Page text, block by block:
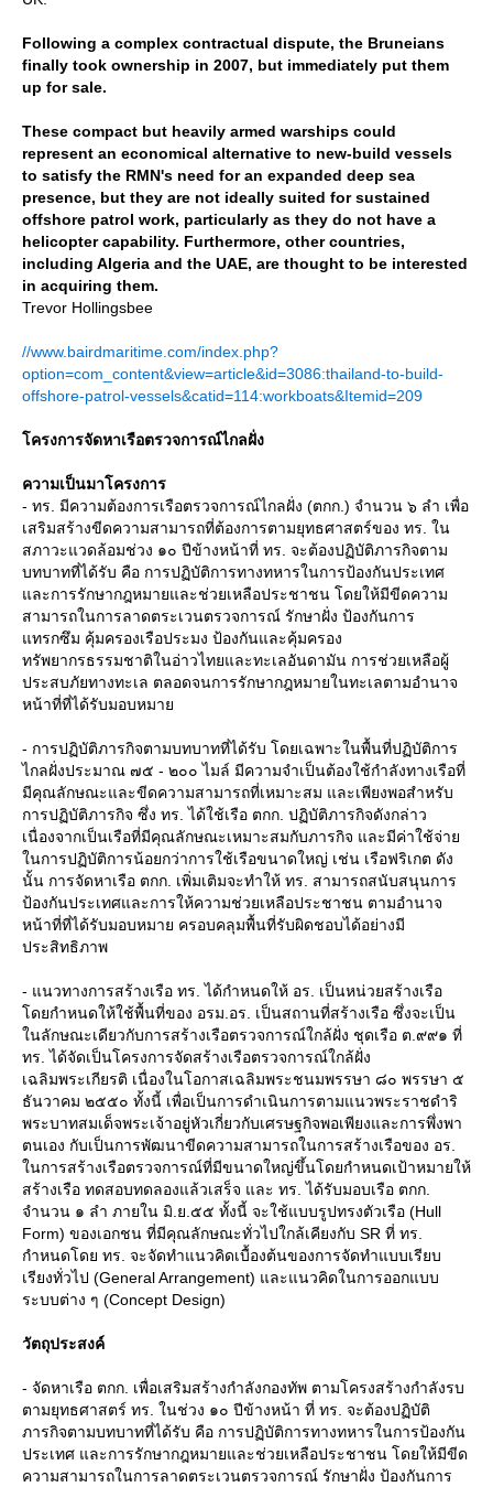
Following a complex contractual dispute, the Bruneians
finally took ownership in 2007, but immediately put them
up for sale.
These compact but heavily armed warships could
represent an economical alternative to new-build vessels
to satisfy the RMN's need for an expanded deep sea
presence, but they are not ideally suited for sustained
offshore patrol work, particularly as they do not have a
helicopter capability. Furthermore, other countries,
including Algeria and the UAE, are thought to be interested
in acquiring them.
Trevor Hollingsbee
//www.bairdmaritime.com/index.php?
option=com_content&view=article&id=3086:thailand-to-build-
offshore-patrol-vessels&catid=114:workboats&Itemid=209
ครงการจัดหาเรือตรวจการณ์ไกลฝั่ง
ความเป็นมาโครงการ
- ทร. มีความต้องการเรือตรวจการณ์ไกลฝั่ง (ตกก.) จำนวน ๖ ลำ เพื่อ
เสริมสร้างขีดความสามารถที่ต้องการตามยุทธศาสตร์ของ ทร. ใน
สภาวะแวดล้อมช่วง ๑๐ ปีข้างหน้าที่ ทร. จะต้องปฏิบัติภารกิจตาม
บทบาทที่ได้รับ คือ การปฏิบัติการทางทหารในการป้องกันประเทศ
ละการรักษากฎหมายและช่วยเหลือประชาชน โดยให้มีขีดความ
สามารถในการลาดตระเวนตรวจการณ์ รักษาฝั่ง ป้องกันการ
ทรกซึม คุ้มครองเรือประมง ป้องกันและคุ้มครอง
ทรัพยากรธรรมชาติในอ่าวไทยและทะเลอันดามัน การช่วยเหลือผู้
ประสบภัยทางทะเล ตลอดจนการรักษากฎหมายในทะเลตามอำนาจ
หน้าที่ที่ได้รับมอบหมา
- การปฏิบัติภารกิจตามบทบาทที่ได้รับ โดยเฉพาะในพื้นที่ปฏิบัติการ
ไกลฝั่งประมาณ ๗๕ - ๒๐๐ ไมล์ มีความจำเป็นต้องใช้กำลังทางเรือที่
มีคุณลักษณะและขีดความสามารถที่เหมาะสม และเพียงพอสำหรับ
การปฏิบัติภารกิจ ซึ่ง ทร. ได้ใช้เรือ ตกก. ปฏิบัติภารกิจดังกล่าว
เนื่องจากเป็นเรือที่มีคุณลักษณะเหมาะสมกับภารกิจ และมีค่าใช้จ่า
นการปฏิบัติการน้อยกว่าการใช้เรือขนาดใหญ่ เช่น เรือฟริเกต ดัง
นั้น การจัดหาเรือ ตกก. เพิ่มเติมจะทำให้ ทร. สามารถสนับสนุนการ
ป้องกันประเทศและการให้ความช่วยเหลือประชาชน ตามอำนาจ
หน้าที่ที่ได้รับมอบหมาย ครอบคลุมพื้นที่รับผิดชอบได้อย่างมี
ประสิทธิภาพ
- แนวทางการสร้างเรือ ทร. ได้กำหนดให้ อร. เป็นหน่วยสร้างเรือ
ดยกำหนดให้ใช้พื้นที่ของ อรม.อร. เป็นสถานที่สร้างเรือ ซึ่งจะเป็น
นลักษณะเดียวกับการสร้างเรือตรวจการณ์ใกล้ฝั่ง ชุดเรือ ต.๙๙๑ ที่
ทร. ได้จัดเป็นโครงการจัดสร้างเรือตรวจการณ์ใกล้ฝั่ง
เฉลิมพระเกียรติ เนื่องในโอกาสเฉลิมพระชนมพรรษา ๘๐ พรรษา ๕
ธันวาคม ๒๕๕๐ ทั้งนี้ เพื่อเป็นการดำเนินการตามแนวพระราชดำริ
พระบาทสมเด็จพระเจ้าอยู่หัวเกี่ยวกับเศรษฐกิจพอเพียงและการพึ่งพา
ตนเอง กับเป็นการพัฒนาขีดความสามารถในการสร้างเรือของ อร.
นการสร้างเรือตรวจการณ์ที่มีขนาดใหญ่ขึ้นโดยกำหนดเป้าหมายให้
สร้างเรือ ทดสอบทดลองแล้วเสร็จ และ ทร. ได้รับมอบเรือ ตกก.
จำนวน ๑ ลำ ภายใน มิ.ย.๕๕ ทั้งนี้ จะใช้แบบรูปทรงตัวเรือ (Hull
Form) ของเอกชน ที่มีคุณลักษณะทั่วไปใกล้เคียงกับ SR ที่ ทร.
กำหนดโดย ทร. จะจัดทำแนวคิดเบื้องต้นของการจัดทำแบบเรียบ
เรียงทั่วไป (General Arrangement) และแนวคิดในการออกแบบ
ระบบต่าง ๆ (Concept Design)
วัตถุประสงค์
- จัดหาเรือ ตกก. เพื่อเสริมสร้างกำลังกองทัพ ตามโครงสร้างกำลังรบ
ตามยุทธศาสตร์ ทร. ในช่วง ๑๐ ปีข้างหน้า ที่ ทร. จะต้องปฏิบัติ
ภารกิจตามบทบาทที่ได้รับ คือ การปฏิบัติการทางทหารในการป้องกัน
ประเทศ และการรักษากฎหมายและช่วยเหลือประชาชน โดยให้มีขีด
ความสามารถในการลาดตระเวนตรวจการณ์ รักษาฝั่ง ป้องกันการ